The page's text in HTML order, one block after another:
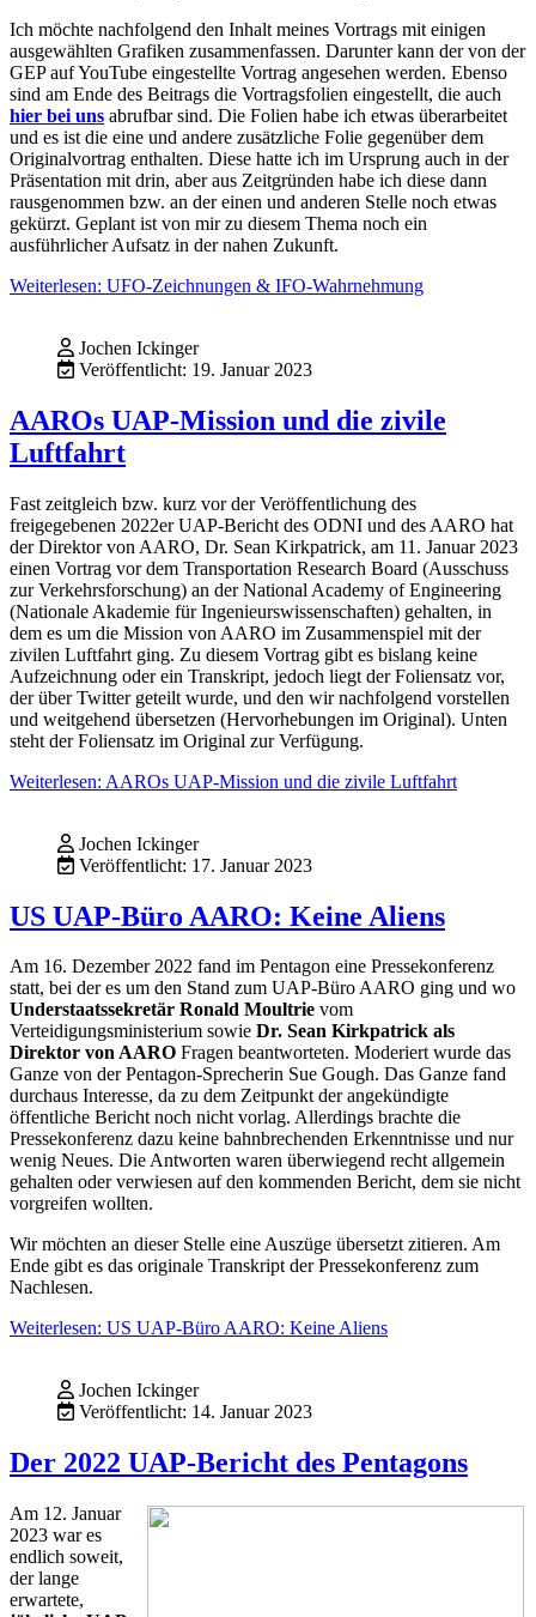
Ich möchte nachfolgend den Inhalt meines Vortrags mit einigen
ausgewählten Grafiken zusammenfassen. Darunter kann der von der
GEP auf YouTube eingestellte Vortrag angesehen werden. Ebenso
sind am Ende des Beitrags die Vortragsfolien eingestellt, die auch
hier bei uns abrufbar sind. Die Folien habe ich etwas überarbeitet
und es ist die eine und andere zusätzliche Folie gegenüber dem
Originalvortrag enthalten. Diese hatte ich im Ursprung auch in der
Präsentation mit drin, aber aus Zeitgründen habe ich diese dann
rausgenommen bzw. an der einen und anderen Stelle noch etwas
gekürzt. Geplant ist von mir zu diesem Thema noch ein
ausführlicher Aufsatz in der nahen Zukunft.
Weiterlesen: UFO-Zeichnungen & IFO-Wahrnehmung
Jochen Ickinger
Veröffentlicht: 19. Januar 2023
AAROs UAP-Mission und die zivile
Luftfahrt
Fast zeitgleich bzw. kurz vor der Veröffentlichung des
freigegebenen 2022er UAP-Bericht des ODNI und des AARO hat
der Direktor von AARO, Dr. Sean Kirkpatrick, am 11. Januar 2023
einen Vortrag vor dem Transportation Research Board (Ausschuss
zur Verkehrsforschung) an der National Academy of Engineering
(Nationale Akademie für Ingenieurswissenschaften) gehalten, in
dem es um die Mission von AARO im Zusammenspiel mit der
zivilen Luftfahrt ging. Zu diesem Vortrag gibt es bislang keine
Aufzeichnung oder ein Transkript, jedoch liegt der Foliensatz vor,
der über Twitter geteilt wurde, und den wir nachfolgend vorstellen
und weitgehend übersetzen (Hervorhebungen im Original). Unten
steht der Foliensatz im Original zur Verfügung.
Weiterlesen: AAROs UAP-Mission und die zivile Luftfahrt
Jochen Ickinger
Veröffentlicht: 17. Januar 2023
US UAP-Büro AARO: Keine Aliens
Am 16. Dezember 2022 fand im Pentagon eine Pressekonferenz
statt, bei der es um den Stand zum UAP-Büro AARO ging und wo
Understaatssekretär Ronald Moultrie vom
Verteidigungsministerium sowie Dr. Sean Kirkpatrick als
Direktor von AARO Fragen beantworteten. Moderiert wurde das
Ganze von der Pentagon-Sprecherin Sue Gough. Das Ganze fand
durchaus Interesse, da zu dem Zeitpunkt der angekündigte
öffentliche Bericht noch nicht vorlag. Allerdings brachte die
Pressekonferenz dazu keine bahnbrechenden Erkenntnisse und nur
wenig Neues. Die Antworten waren überwiegend recht allgemein
gehalten oder verwiesen auf den kommenden Bericht, dem sie nicht
vorgreifen wollten.
Wir möchten an dieser Stelle eine Auszüge übersetzt zitieren. Am
Ende gibt es das originale Transkript der Pressekonferenz zum
Nachlesen.
Weiterlesen: US UAP-Büro AARO: Keine Aliens
Jochen Ickinger
Veröffentlicht: 14. Januar 2023
Der 2022 UAP-Bericht des Pentagons
Am 12. Januar
2023 war es
endlich soweit,
der lange
erwartete,